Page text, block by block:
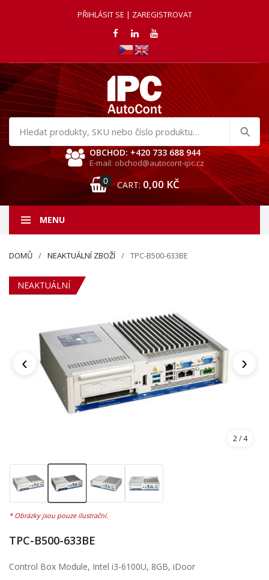
PŘIHLÁSIT SE | ZAREGISTROVAT
Hledat
produkty
OBCHOD: +420 733 688 944
E-mail: obchod@autocont-ipc.cz
0 CART: 0,00 KČ
MENU
DOMŮ NEAKTUÁLNÍ ZBOŽÍ TPC-B500-633BE
NEAKTUÁLNÍ
‹ ›
2/ 4
TPC-B500-633BE
Control Box Module, Intel i3-6100U, 8GB, iDoor